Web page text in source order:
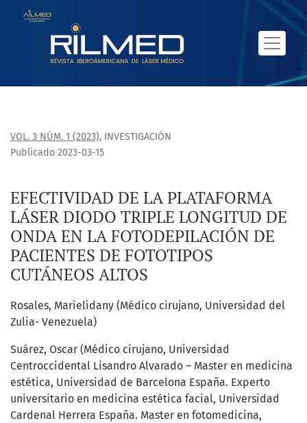
EFECTIVIDAD DE LA PLATAFORMA LÁSER DIODO TRIPLE
VOL. 3 NÚM. 1 (2023), INVESTIGACIÓN
EFECTIVIDAD DE LA PLATAFORMA
LÁSER DIODO TRIPLE LONGITUD DE
ONDA EN LA FOTODEPILACIÓN DE
PACIENTES DE FOTOTIPOS
CUTÁNEOS ALTOS
Publicado 2023-03-15
Rosales, Marielidany (Médico cirujano, Universidad del
Zulia- Venezuela)
Suárez, Oscar (Médico cirujano, Universidad
Centroccidental Lisandro Alvarado – Master en medicina
estética, Universidad de Barcelona España. Experto
universitario en medicina estética facial, Universidad
Cardenal Herrera España. Master en fotomedicina,